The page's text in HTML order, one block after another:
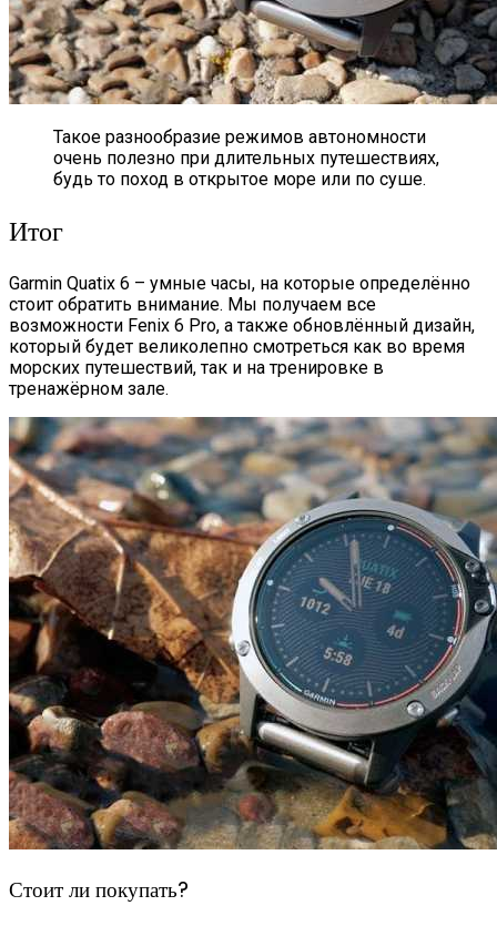
Такое разнообразие режимов автономности
очень полезно при длительных путешествиях,
будь то поход в открытое море или по суше.
Итог
Garmin Quatix 6 – умные часы, на которые определённо
стоит обратить внимание. Мы получаем все
возможности Fenix 6 Pro, а также обновлённый дизайн,
который будет великолепно смотреться как во время
морских путешествий, так и на тренировке в
тренажёрном зале.
Стоит ли покупать?